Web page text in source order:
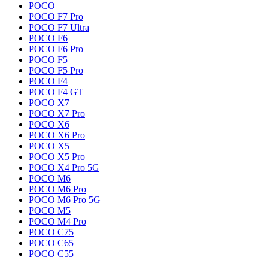
POCO
POCO F7 Pro
POCO F7 Ultra
POCO F6
POCO F6 Pro
POCO F5
POCO F5 Pro
POCO F4
POCO F4 GT
POCO X7
POCO X7 Pro
POCO X6
POCO X6 Pro
POCO X5
POCO X5 Pro
POCO X4 Pro 5G
POCO M6
POCO M6 Pro
POCO M6 Pro 5G
POCO M5
POCO M4 Pro
POCO C75
POCO C65
POCO C55